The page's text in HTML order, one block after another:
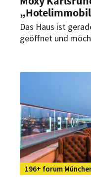
Das Haus ist
geöffnet und
Auszeichnung am
Bayerischer Hof
196+ forum